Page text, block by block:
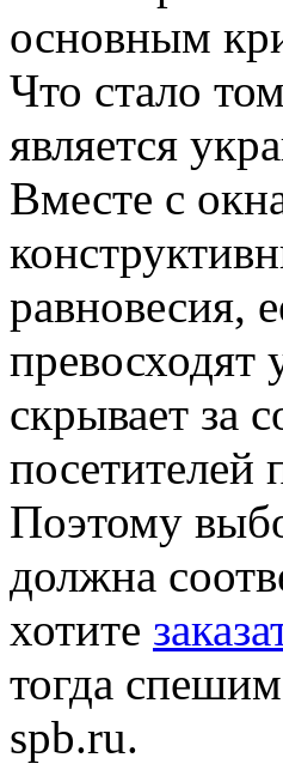
основным
Что стало
является
Вместе с
равновесия,
превосходят
скрывает за
посетителей
Поэтому
должна
хотите
тогда
spb.ru.